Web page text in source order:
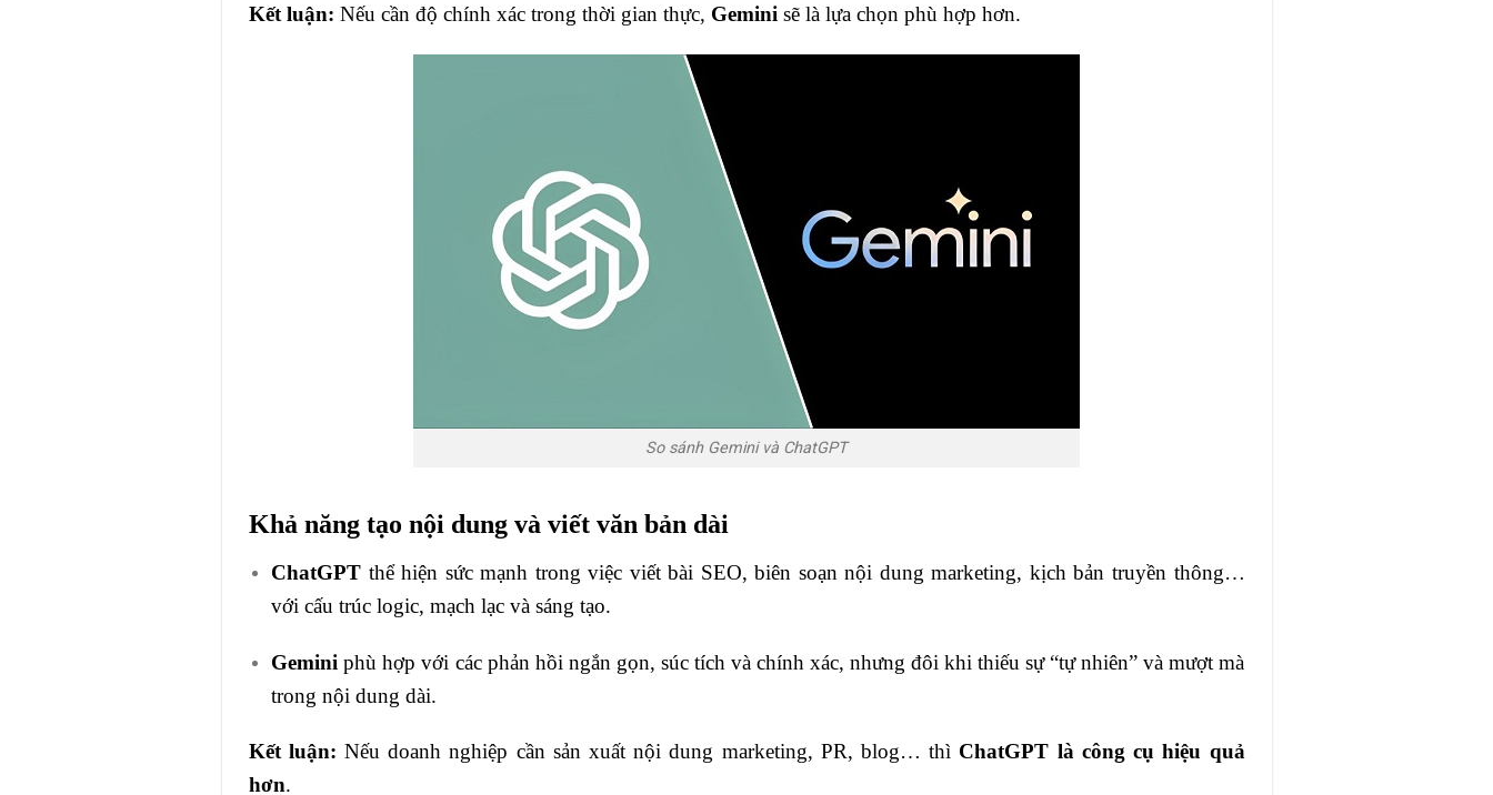
Kết luận: Nếu cần độ chính xác trong thời gian thực, Geminisẽ là lựa chọn phù hợp hơn.
So sánh Gemini và ChatGPT
Khả năng tạo nội dung và viết văn bản dài
ChatGPT thể hiện sức mạnh trong việc viết bài SEO, biên soạn nội dung marketing, kịch bản truyền thông…
với cấu trúc logic, mạch lạc và sáng tạo.
Gemini phù hợp với các phản hồi ngắn gọn, súc tích và chính xác, nhưng đôi khi thiếu sự “tự nhiên” và mượt mà
trong nội dung dài.
Kết luận: Nếu doanh nghiệp cần sản xuất nội dung marketing, PR, blog… thì ChatGPT là công cụ hiệu quả
hơn.